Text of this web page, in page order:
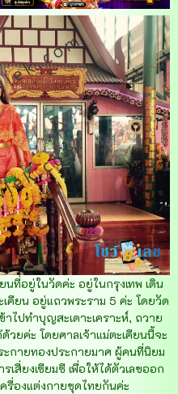
นที่อยู่ในวัดค่ะ อยู่ในกรุงเทพ เดิน
คียน อยู่แถวพระราม 5 ค่ะ โดยวัด
าไปทำบุญสะเดาะเคราะห์, ถวาย
ยค่ะ โดยศาลเจ้าแม่ตะเคียนนี้จะ
ะกายทองประกายมาศ ผู้คนที่นิยม
เสี่ยงเซียมซี เพื่อให้ได้ตัวเลขออก
รื่องแต่งกายชุดไทยกันค่ะ